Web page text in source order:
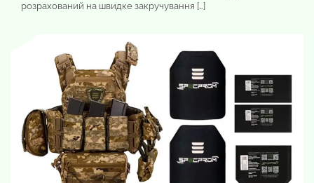
розрахований на швидке закручування […]